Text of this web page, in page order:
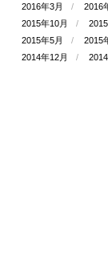
2016年3月
2016
2015年10月
2015年5月
2015
2014年12月